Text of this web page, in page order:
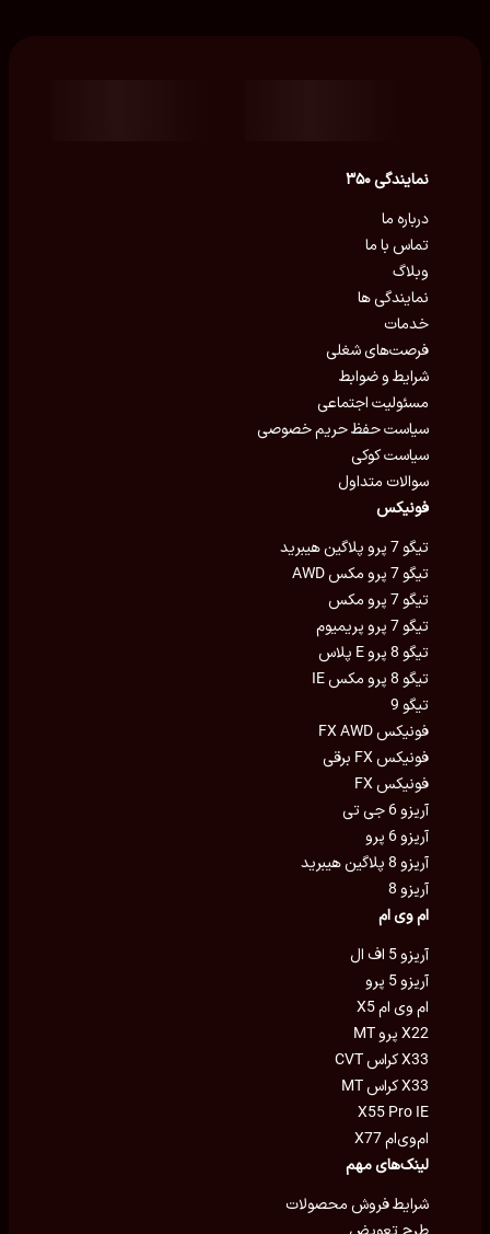
نمایندگی ۳۵۰
درباره ما
تماس با ما
وبلاگ
نمایندگی ها
خدمات
فرصت‌های شغلی
شرایط و ضوابط
مسئولیت اجتماعی
سیاست حفظ حریم خصوصی
سیاست کوکی
سوالات متداول
فونیکس
تیگو 7 پرو پلاگین هیبرید
تیگو 7 پرو مکس AWD
تیگو 7 پرو مکس
تیگو 7 پرو پریمیوم
تیگو 8 پرو E پلاس
تیگو 8 پرو مکس IE
تیگو 9
فونیکس FX AWD
فونیکس FX برقی
فونیکس FX
آریزو 6 جی تی
آریزو 6 پرو
آریزو 8 پلاگین هیبرید
آریزو 8
ام وی ام
آریزو 5 اف ال
آریزو 5 پرو
ام وی ام X5
X22 پرو MT
X33 کراس CVT
X33 کراس MT
X55 Pro IE
ام‌وی‌ام X77
لینک‌های مهم
شرایط فروش محصولات
طرح تعویض